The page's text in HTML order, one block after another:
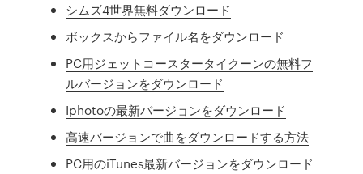
シムズ4世界無料ダウンロード
ボックスからファイル名をダウンロード
PC用ジェットコースタータイクーンの無料フ
ルバージョンをダウンロード
Iphotoの最新バージョンをダウンロード
高速バージョンで曲をダウンロードする方法
PC用のiTunes最新バージョンをダウンロード